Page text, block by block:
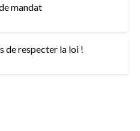
mandat
de respecter la loi !